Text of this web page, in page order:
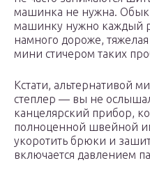
машинка не нужна.
машинку нужно каждый
намного дороже,
мини стичером таких
Кстати, альтернативой
степлер — вы не
канцелярский прибор,
полноценной швейной
укоротить брюки и
включается давлением